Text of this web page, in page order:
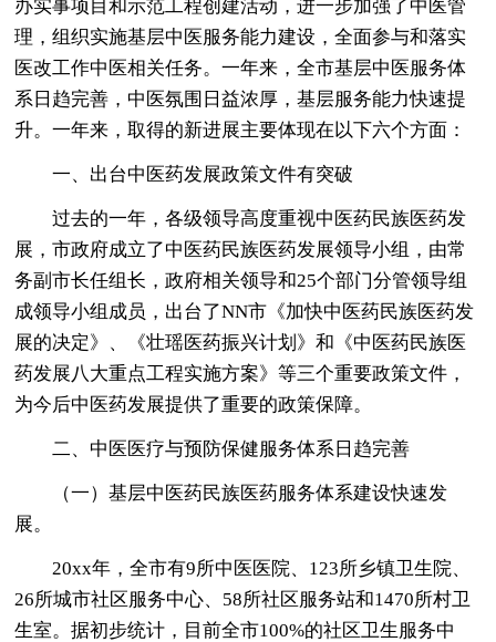
办实事项目和示范工程创建活动，进一步加强了中医管
理，组织实施基层中医服务能力建设，全面参与和落实
医改工作中医相关任务。一年来，全市基层中医服务体
系日趋完善，中医氛围日益浓厚，基层服务能力快速提
升。一年来，取得的新进展主要体现在以下六个方面：
一、出台中医药发展政策文件有突破
过去的一年，各级领导高度重视中医药民族医药发
展，市政府成立了中医药民族医药发展领导小组，由常
务副市长任组长，政府相关领导和25个部门分管领导组
成领导小组成员，出台了NN市《加快中医药民族医药发
展的决定》、《壮瑶医药振兴计划》和《中医药民族医
药发展八大重点工程实施方案》等三个重要政策文件，
为今后中医药发展提供了重要的政策保障。
二、中医医疗与预防保健服务体系日趋完善
（一）基层中医药民族医药服务体系建设快速发
展。
20xx年，全市有9所中医医院、123所乡镇卫生院、
26所城市社区服务中心、58所社区服务站和1470所村卫
生室。据初步统计，目前全市100%的社区卫生服务中